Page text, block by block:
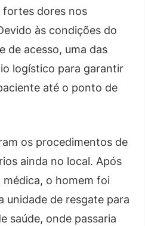
fortes dores nos
às condições do
de acesso, uma das
logístico para garantir
até o ponto de
os procedimentos de
ainda no local. Após
médica, o homem foi
de resgate para
saúde, onde passaria